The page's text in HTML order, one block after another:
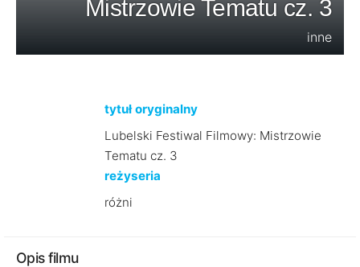
Mistrzowie Tematu cz. 3
inne
tytuł oryginalny
Lubelski Festiwal Filmowy: Mistrzowie
Tematu cz. 3
reżyseria
różni
Opis filmu